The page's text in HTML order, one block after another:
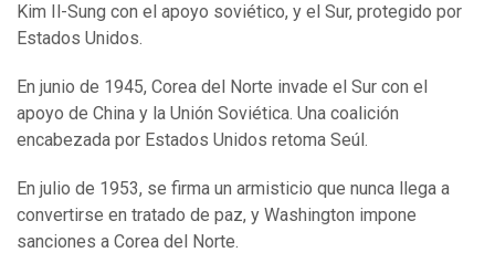
Kim Il-Sung con el apoyo soviético, y el Sur, protegido por
Estados Unidos.
En junio de 1945, Corea del Norte invade el Sur con el
apoyo de China y la Unión Soviética. Una coalición
encabezada por Estados Unidos retoma Seúl.
En julio de 1953, se firma un armisticio que nunca llega a
convertirse en tratado de paz, y Washington impone
sanciones a Corea del Norte.